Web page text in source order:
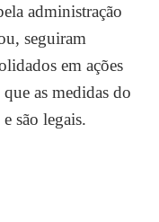
administração
seguiram
em ações
as medidas do
são legais.